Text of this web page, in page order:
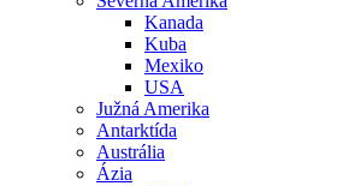
Kanada
Kuba
Mexiko
USA
Južná Amerika
Antarktída
Austrália
Ázia